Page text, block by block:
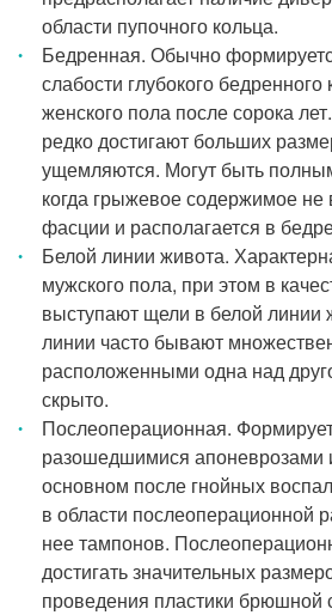
области пупочного кольца.
Бедренная. Обычно
слабости глубокого
женского пола после сорока
редко достигают больших
ущемляются. Могут быть
когда грыжевое содержимое
фасции и располагается в
Белой линии живота.
мужского пола, при этом в
выступают щели в белой линии
линии часто бывают
расположенными одна над
скрыто.
Послеоперационная.
разошедшимися
основном после гнойных
в области послеоперационной
нее тампонов.
достигать значительных
проведения пластики брюшной